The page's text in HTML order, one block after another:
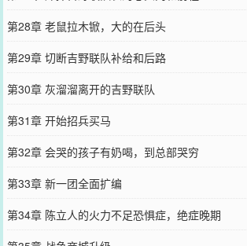
第28章 老鼠拉木锨，大的在后头
第29章 切断吉野联队补给和后路
第30章 灰溜溜离开的吉野联队
第31章 开始招兵买马
第32章 会哭的孩子有奶喝，到总部哭穷
第33章 新一团全面扩编
第34章 陈立人的火力不足恐惧症，绝症晚期